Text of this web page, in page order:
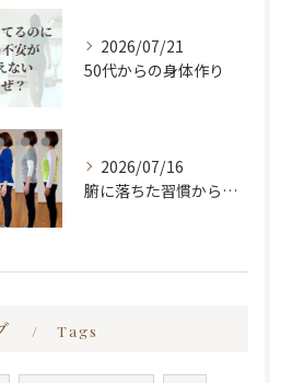
2026/07/21
50代からの身体作り
2026/07/16
腑に落ちた習慣から変わる
Tags